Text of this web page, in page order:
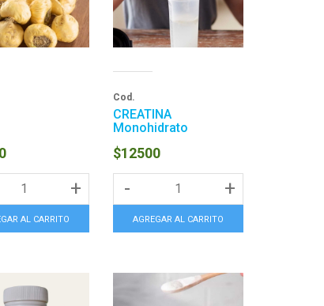
+
AL CARRITO
Cod.
CREATINA
Monohidrato
$12500
- +
AGREGAR AL CARRITO